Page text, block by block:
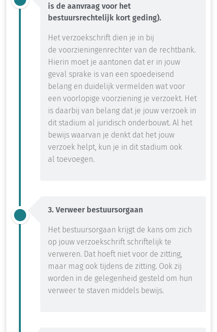
is de aanvraag voor het
bestuursrechtelijk kort geding).
Het verzoekschrift dien je in bij
de voorzieningenrechter van de rechtbank.
Hierin moet je aantonen dat er in jouw
geval sprake is van een spoedeisend
belang en duidelijk vermelden wat voor
een voorlopige voorziening je verzoekt. Het
is daarbij van belang dat je jouw verzoek in
dit stadium al juridisch onderbouwt. Al het
bewijs waarvan je denkt dat het jouw
verzoek helpt, kun je in dit stadium ook
al toevoegen.
3. Verweer bestuursorgaan
Het bestuursorgaan krijgt de kans om zich
op jouw verzoekschrift schriftelijk te
verweren. Dat hoeft niet voor de zitting,
maar mag ook tijdens de zitting. Ook zij
worden in de gelegenheid gesteld om hun
verweer te staven middels bewijs.